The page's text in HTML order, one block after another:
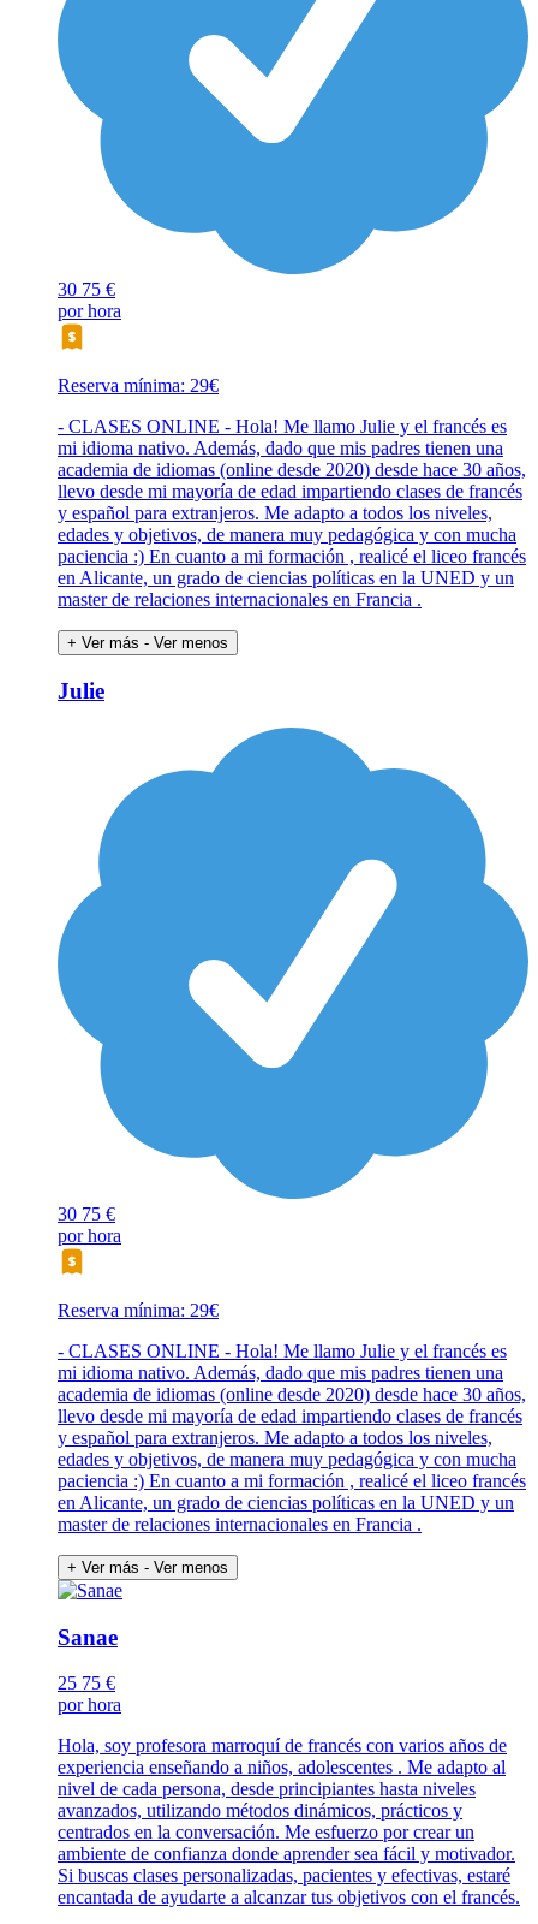
30 75 €
por hora
Reserva mínima: 29€
- CLASES ONLINE - Hola! Me llamo Julie y el francés es
mi idioma nativo. Además, dado que mis padres tienen una
academia de idiomas (online desde 2020) desde hace 30 años,
llevo desde mi mayoría de edad impartiendo clases de francés
y español para extranjeros. Me adapto a todos los niveles,
edades y objetivos, de manera muy pedagógica y con mucha
paciencia :) En cuanto a mi formación , realicé el liceo francés
en Alicante, un grado de ciencias políticas en la UNED y un
master de relaciones internacionales en Francia .
+ Ver más - Ver menos
Julie
30 75 €
por hora
Reserva mínima: 29€
- CLASES ONLINE - Hola! Me llamo Julie y el francés es
mi idioma nativo. Además, dado que mis padres tienen una
academia de idiomas (online desde 2020) desde hace 30 años,
llevo desde mi mayoría de edad impartiendo clases de francés
y español para extranjeros. Me adapto a todos los niveles,
edades y objetivos, de manera muy pedagógica y con mucha
paciencia :) En cuanto a mi formación , realicé el liceo francés
en Alicante, un grado de ciencias políticas en la UNED y un
master de relaciones internacionales en Francia .
+ Ver más - Ver menos
Sanae
25 75 €
por hora
Hola, soy profesora marroquí de francés con varios años de
experiencia enseñando a niños, adolescentes . Me adapto al
nivel de cada persona, desde principiantes hasta niveles
avanzados, utilizando métodos dinámicos, prácticos y
centrados en la conversación. Me esfuerzo por crear un
ambiente de confianza donde aprender sea fácil y motivador.
Si buscas clases personalizadas, pacientes y efectivas, estaré
encantada de ayudarte a alcanzar tus objetivos con el francés.